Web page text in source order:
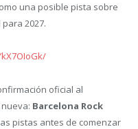
una posible pista sobre
2027.
oficial al
Barcelona Rock
pistas antes de comenzar